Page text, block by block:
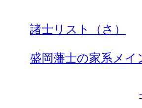
諸士リスト（さ）
盛岡藩士の家系メイ